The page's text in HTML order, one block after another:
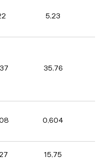
5,23
35,76
0,604
15,75